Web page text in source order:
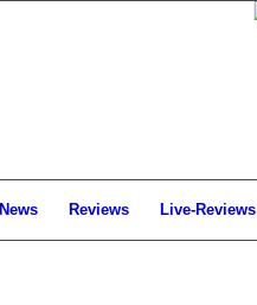
News Reviews Live-Reviews